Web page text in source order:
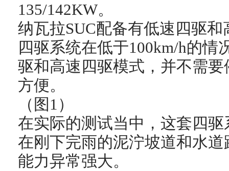
135/142KW。
纳瓦拉SUC配备有低速四驱
四驱系统在低于100km/h的情
驱和高速四驱模式，并不需
方便。
（图1）
在实际的测试当中，这套四
在刚下完雨的泥泞坡道和水
能力异常强大。